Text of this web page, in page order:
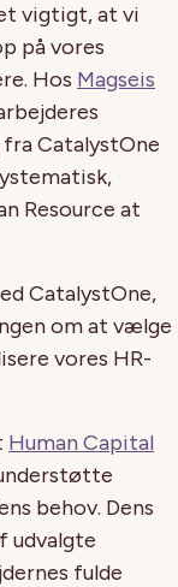
vigtigt, at vi
på vores
Hos Magseis
CatalystOne
Resource at
CatalystOne,
om at vælge
vores HR-
Human Capital
behov. Dens
udvalgte
fulde